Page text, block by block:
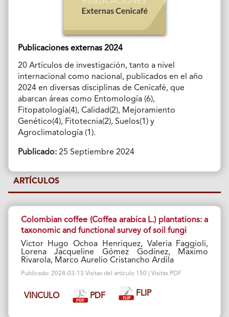
Publicaciones externas 2024
20 Artículos de investigación, tanto a nivel
internacional como nacional, publicados en el año
2024 en diversas disciplinas de Cenicafé, que
abarcan áreas como Entomología (6),
Fitopatología(4), Calidad(2), Mejoramiento
Genético(4), Fitotecnia(2), Suelos(1) y
Agroclimatología (1).
Publicado:25 Septiembre 2024
ARTÍCULOS
Colombian coffee (Coffea arabica L.) plantations: a
taxonomic and functional survey of soil fungi
Victor Hugo Ochoa Henriquez, Valeria Faggioli,
Lorena Jacqueline Gómez Godínez, Maximo
Rivarola, Marco Aurelio Cristancho Ardila
Publicado: 2024-03-13 Visitas del artículo 150 | Visitas PDF
VINCULO PDF FLIP